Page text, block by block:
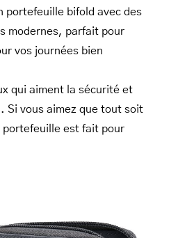
portefeuille bifold avec des
modernes, parfait pour
vos journées bien
qui aiment la sécurité et
Si vous aimez que tout soit
portefeuille est fait pour